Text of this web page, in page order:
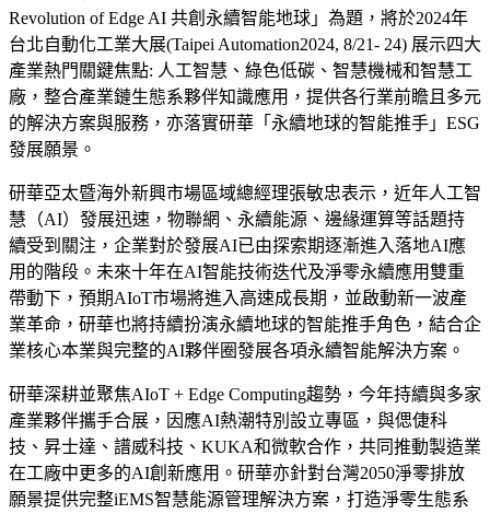
Revolution of Edge AI 共創永續智能地球」為題，將於2024年
台北自動化工業大展(Taipei Automation2024, 8/21- 24) 展示四大
產業熱門關鍵焦點: 人工智慧、綠色低碳、智慧機械和智慧工
廠，整合產業鏈生態系夥伴知識應用，提供各行業前瞻且多元
的解決方案與服務，亦落實研華「永續地球的智能推手」ESG
發展願景。
研華亞太暨海外新興市場區域總經理張敏忠表示，近年人工智
慧（AI）發展迅速，物聯網、永續能源、邊緣運算等話題持
續受到關注，企業對於發展AI已由探索期逐漸進入落地AI應
用的階段。未來十年在AI智能技術迭代及淨零永續應用雙重
帶動下，預期AIoT市場將進入高速成長期，並啟動新一波產
業革命，研華也將持續扮演永續地球的智能推手角色，結合企
業核心本業與完整的AI夥伴圈發展各項永續智能解決方案。
研華深耕並聚焦AIoT + Edge Computing趨勢，今年持續與多家
產業夥伴攜手合展，因應AI熱潮特別設立專區，與偲倢科
技、昇士達、譜威科技、KUKA和微軟合作，共同推動製造業
在工廠中更多的AI創新應用。研華亦針對台灣2050淨零排放
願景提供完整iEMS智慧能源管理解決方案，打造淨零生態系